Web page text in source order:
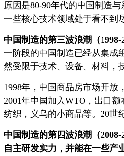
原因是80-90年代的中国制造
一些核心技术领域处于看不到
中国制造的第三波浪潮（
一阶段的中国制造已经从集成
然受限于技术、设备、材料，
1998年，中国商品房市场开放
2001年中国加入WTO，出口
纺织，义乌的小商品等。20世
中国制造的第四波浪潮（
自主研发实力，并能在一些产